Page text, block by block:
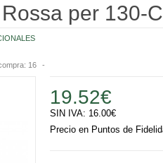
per 130-
16
19.52€
SIN IVA: 16.00€
Precio en Puntos de